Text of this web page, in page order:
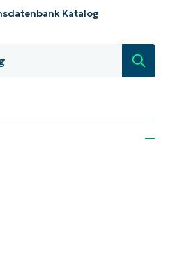
Katalog
Suche
Analysen!